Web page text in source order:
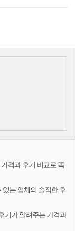
격과 후기 비교로 똑
있는 업체의 솔직한 후
기가 알려주는 가격과